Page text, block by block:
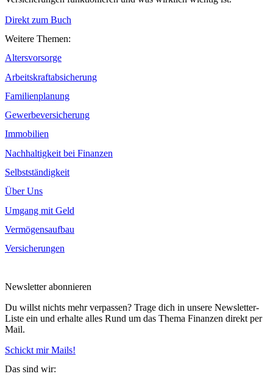
Direkt zum Buch
Weitere Themen:
Altersvorsorge
Arbeitskraftabsicherung
Familienplanung
Gewerbeversicherung
Immobilien
Nachhaltigkeit bei Finanzen
Selbstständigkeit
Über Uns
Umgang mit Geld
Vermögensaufbau
Versicherungen
Newsletter abonnieren
Du willst nichts mehr verpassen? Trage dich in unsere Newsletter-
Liste ein und erhalte alles Rund um das Thema Finanzen direkt per
Mail.
Schickt mir Mails!
Das sind wir: